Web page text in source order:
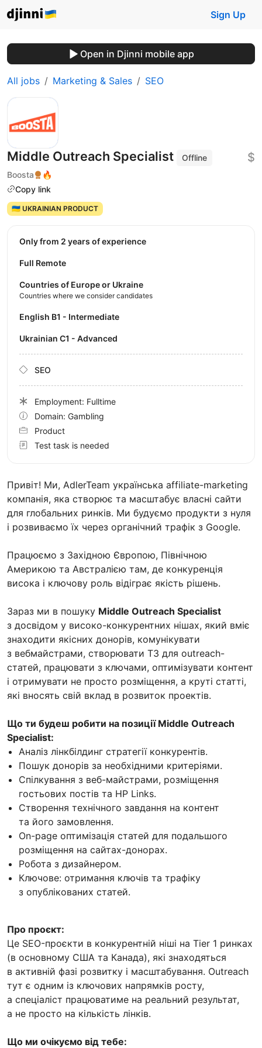
Sign Up
Open in Djinni mobile app
All jobs Marketing & Sales SEO
Middle Outreach Specialist
Offline
Boosta
🔥
Copy link
$
🇺🇦 UKRAINIAN PRODUCT
Привіт! Ми, AdlerTeam українська affiliate-marketing
компанія, яка створює та масштабує власні сайти
для глобальних ринків. Ми будуємо продукти з нуля
і розвиваємо їх через органічний трафік з Google.
Працюємо з Західною Європою, Північною
Америкою та Австралією там, де конкуренція
висока і ключову роль відіграє якість рішень.
Зараз ми в пошуку Middle Outreach Specialist
з досвідом у високо-конкурентних нішах, який вміє
знаходити якісних донорів, комунікувати
з вебмайстрами, створювати ТЗ для outreach-
статей, працювати з ключами, оптимізувати контент
і отримувати не просто розміщення, а круті статті,
які вносять свій вклад в розвиток проектів.
Що ти будеш робити на позиції Middle Outreach
Specialist:
Аналіз лінкбілдинг стратегії конкурентів.
Пошук донорів за необхідними критеріями.
Спілкування з веб-майстрами, розміщення
гостьових постів та HP Links.
Створення технічного завдання на контент
та його замовлення.
On-page оптимізація статей для подальшого
розміщення на сайтах-донорах.
Робота з дизайнером.
Ключове: отримання ключів та трафіку
з опублікованих статей.
Про проєкт:
Це SEO-проєкти в конкурентній ніші на Tier 1 ринках
(в основному США та Канада), які знаходяться
в активній фазі розвитку і масштабування. Outreach
тут є одним із ключових напрямків росту,
а спеціаліст працюватиме на реальний результат,
а не просто на кількість лінків.
Що ми очікуємо від тебе:
Only from 2 years of experience
Full Remote
Countries of Europe or Ukraine
Countries where we consider candidates
English B1 - Intermediate
Ukrainian C1 - Advanced
SEO
Employment: Fulltime
Domain: Gambling
Product
Test task is needed